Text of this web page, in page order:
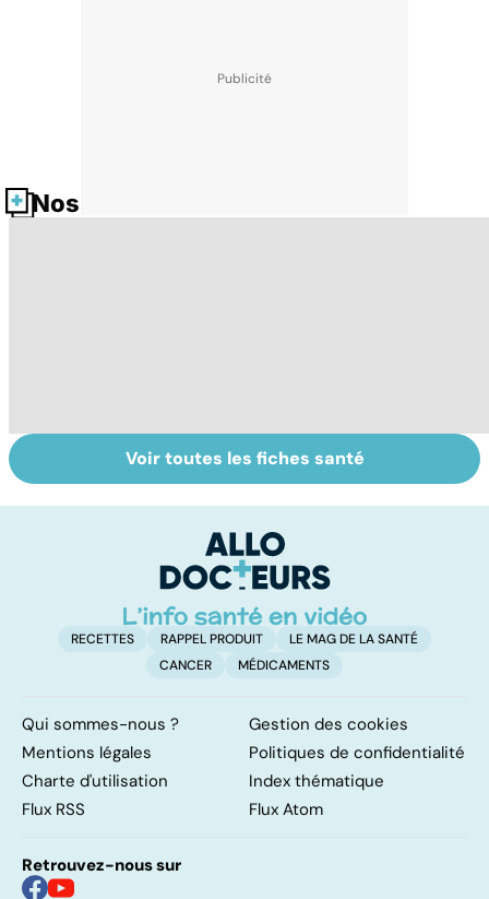
Nos fiches santé
Donner son corps
à la science
La greffe, du
prélèvement à la
Voir toutes les fiches santé
RECETTES RAPPEL PRODUIT
LE MAG DE LA SANTÉ
CANCER
MÉDICAMENTS
Qui sommes-nous ?
Gestion des cookies
Mentions légales
Politiques de confidentialité
Charte d'utilisation
Index thématique
Flux RSS
Flux Atom
Retrouvez-nous sur